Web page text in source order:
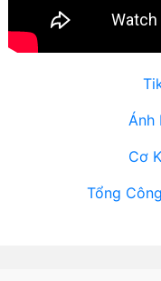
Ánh
Cơ
Tổng